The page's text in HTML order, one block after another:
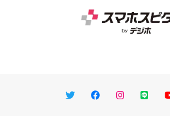
TwitterFacebookInstagram
LINE